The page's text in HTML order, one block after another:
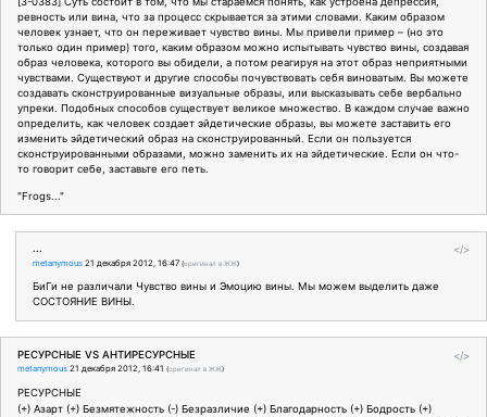
ревность или вина, что за процесс скрывается за этими словами. Каким образом
человек узнает, что он переживает чувство вины. Мы привели пример – (но это
только один пример) того, каким образом можно испытывать чувство вины, создавая
образ человека, которого вы обидели, а потом реагируя на этот образ неприятными
чувствами. Существуют и другие способы почувствовать себя виноватым. Вы можете
создавать сконструированные визуальные образы, или высказывать себе вербально
упреки. Подобных способов существует великое множество. В каждом случае важно
определить, как человек создает эйдетические образы, вы можете заставить его
изменить эйдетический образ на сконструированный. Если он пользуется
сконструированными образами, можно заменить их на эйдетические. Если он что-
то говорит себе, заставьте его петь.
"Frogs..."
</>
...
metanymous 21 декабря 2012, 16:47 (оригинал в ЖЖ)
БиГи не различали Чувство вины и Эмоцию вины. Мы можем выделить даже
СОСТОЯНИЕ ВИНЫ.
</>
РЕСУРСНЫЕ VS АНТИРЕСУРСНЫЕ
metanymous 21 декабря 2012, 16:41 (оригинал в ЖЖ)
РЕСУРСНЫЕ
(+) Азарт (+) Безмятежность (-) Безразличие (+) Благодарность (+) Бодрость (+)